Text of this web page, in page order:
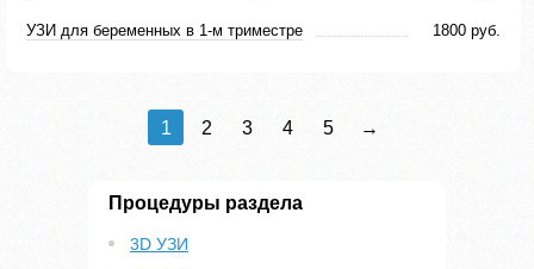
УЗИ для беременных в 1-м триместре 1800 руб.
1 2 3 4 5 →
Процедуры раздела
3D УЗИ